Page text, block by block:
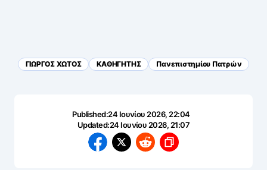
ΓΙΩΡΓΟΣ ΧΩΤΟΣ ΚΑΘΗΓΗΤΗΣ Πανεπιστημίου Πατρών
Published:24 Ιουνίου 2026, 22:04
Updated:24 Ιουνίου 2026, 21:07